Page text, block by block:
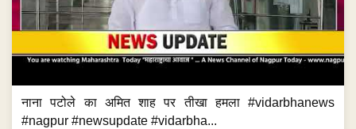
नाना पटोले का अमित शाह पर तीखा हमला #vidarbhanews
#nagpur #newsupdate #vidarbha...